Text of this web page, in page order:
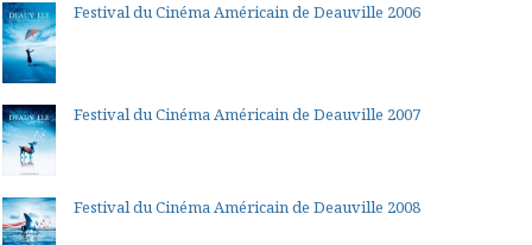
Festival du Cinéma Américain de Deauville 2006
Festival du Cinéma Américain de Deauville 2007
Festival du Cinéma Américain de Deauville 2008